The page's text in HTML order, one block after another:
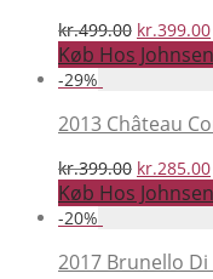
kr.499.00 Den
pris
kr.499.00.
kr.399.00
Køb Hos
-29%
2013 Château
kr.399.00 Den
pris
kr.399.00.
kr.285.00
Køb Hos
-20%
2017 Brunello